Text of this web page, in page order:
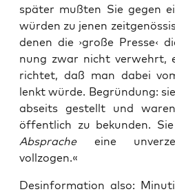
spä­ter muß­ten Sie gegen
wür­den zu jenen
denen die ›gro­ße Pres­se‹
nung zwar nicht ver­wehrt,
rich­tet, daß man dabei
lenkt wür­de. Begrün­dung:
abseits gestellt und
öffent­lich zu bekun­den.
Abspra­cheeine
vollzogen.«
Des­in­for­ma­ti­on also: